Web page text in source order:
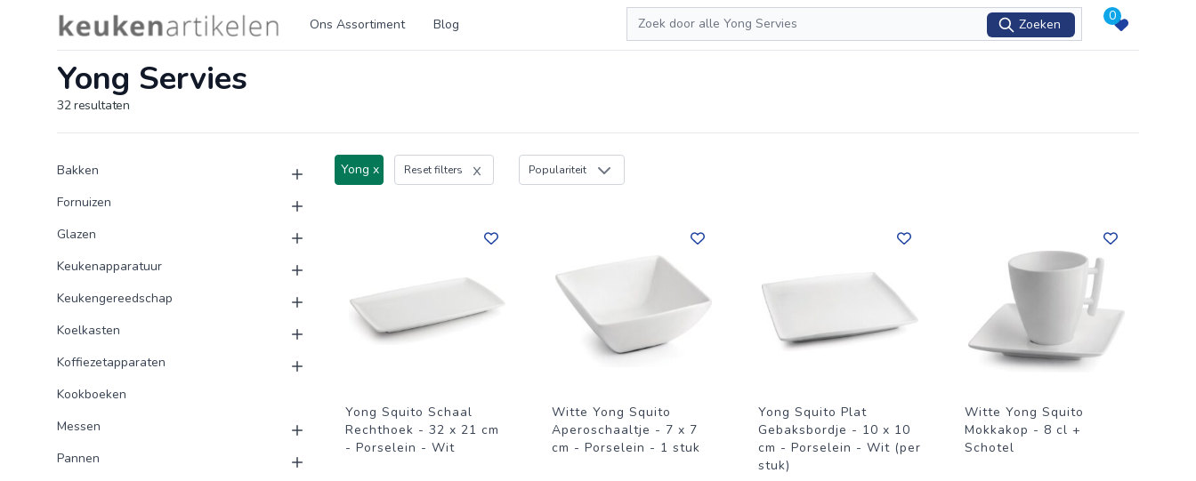
Logo keukenartikelen.com Ons Assortiment Blog
Zoeken
Zoeken
0
Yong Servies
32resultaten
Producten
Product categorieën
Bakken
Fornuizen
Glazen
Keukenapparatuur
Keukengereedschap
Koelkasten
Koffiezetapparaten
Kookboeken
Messen
Pannen
Yong x Reset filters Populariteit
Yong Squito Schaal
Rechthoek - 32 x 21 cm
- Porselein - Wit
Witte Yong Squito
Aperoschaaltje - 7 x 7
cm - Porselein - 1 stuk
Yong Squito Plat
Gebaksbordje - 10 x 10
cm - Porselein - Wit (per
stuk)
Witte Yong Squito
Mokkakop - 8 cl +
Schotel